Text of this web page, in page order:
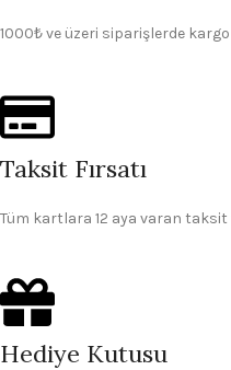
1000₺ ve üzeri siparişlerde
Taksit Fırsatı
Tüm kartlara 12 aya varan taksit
Hediye Kutusu